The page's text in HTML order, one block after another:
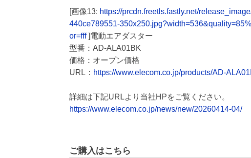
[画像13: https://prcdn.freetls.fastly.net/
440ce789551-
or=fff]電動エアダスター
型番：AD-ALA01BK
価格：オープン価格
URL： https://www.elecom.co.jp/products/AD-
詳細は下記URLより当社HPをご覧ください。
https://www.elecom.co.jp/news/new/20260414-04/
ご購入はこちら